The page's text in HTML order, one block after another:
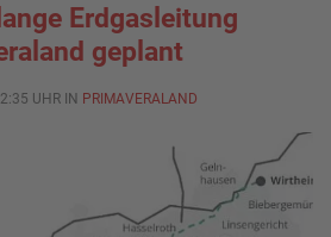
Erdgasleitung
geplant
UHR IN PRIMAVERALAND